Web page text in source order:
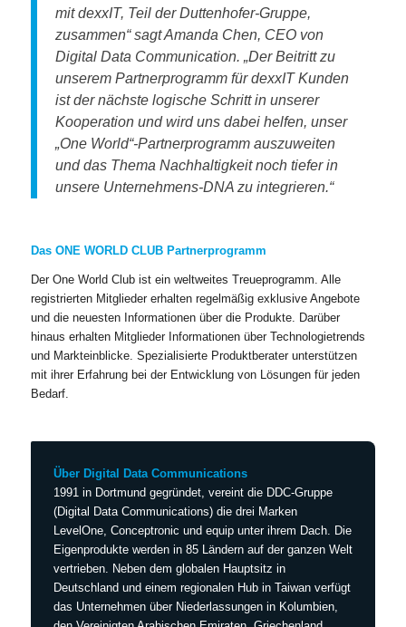
mit dexxIT, Teil der Duttenhofer-Gruppe,
zusammen“ sagt Amanda Chen, CEO von
Digital Data Communication. „Der Beitritt zu
unserem Partnerprogramm für dexxIT Kunden
ist der nächste logische Schritt in unserer
Kooperation und wird uns dabei helfen, unser
„One World“-Partnerprogramm auszuweiten
und das Thema Nachhaltigkeit noch tiefer in
unsere Unternehmens-DNA zu integrieren.“
Das ONE WORLD CLUB Partnerprogramm
Der One World Club ist ein weltweites Treueprogramm. Alle
registrierten Mitglieder erhalten regelmäßig exklusive Angebote
und die neuesten Informationen über die Produkte. Darüber
hinaus erhalten Mitglieder Informationen über Technologietrends
und Markteinblicke. Spezialisierte Produktberater unterstützen
mit ihrer Erfahrung bei der Entwicklung von Lösungen für jeden
Bedarf.
Über Digital Data Communications
1991 in Dortmund gegründet, vereint die DDC-Gruppe
(Digital Data Communications) die drei Marken
LevelOne, Conceptronic und equip unter ihrem Dach. Die
Eigenprodukte werden in 85 Ländern auf der ganzen Welt
vertrieben. Neben dem globalen Hauptsitz in
Deutschland und einem regionalen Hub in Taiwan verfügt
das Unternehmen über Niederlassungen in Kolumbien,